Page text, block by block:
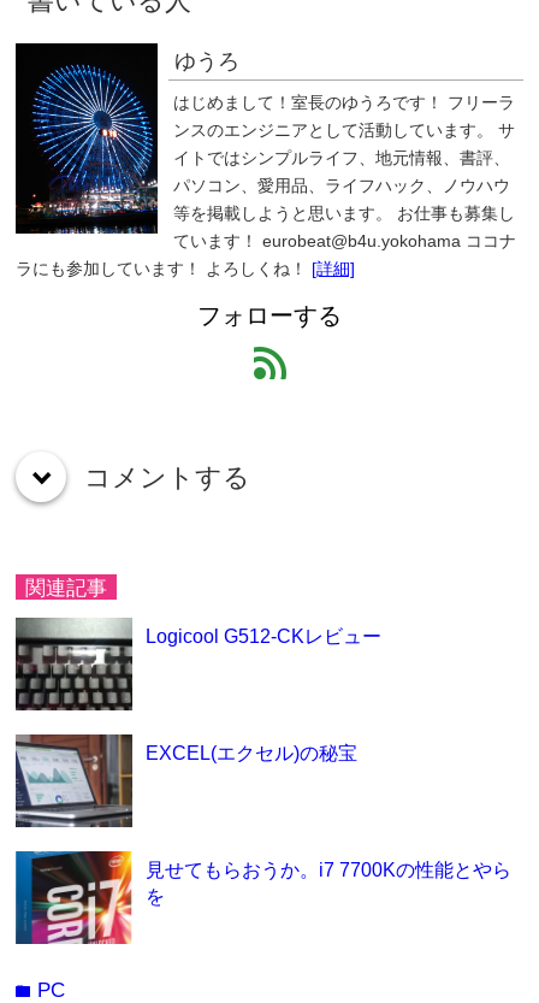
ゆうろ
はじめまして！室長のゆうろです！ フリーラ
ンスのエンジニアとして活動しています。 サ
イトではシンプルライフ、地元情報、書評、
パソコン、愛用品、ライフハック、ノウハウ
等を掲載しようと思います。 お仕事も募集し
ています！ eurobeat@b4u.yokohama ココナ
ラにも参加しています！ よろしくね！ [詳細]
フォローする
feed
down コメントする
関連記事
Logicool G512-CKレビュー
EXCEL(エクセル)の秘宝
見せてもらおうか。i7 7700Kの性能とやら
を
folder PC